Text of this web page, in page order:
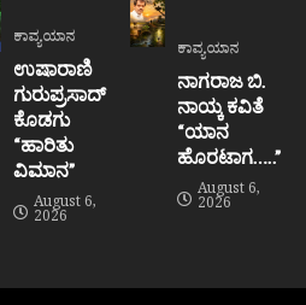
ಕಾವ್ಯಯಾನ
ಉಷಾರಾಣಿ
ಗುರುಪ್ರಸಾದ್
ಕೊಡಗು
“ಹಾರಿತು
ವಿಮಾನ”
August 6,
2026
ಕಾವ್ಯಯಾನ
ನಾಗರಾಜ ಬಿ.
ನಾಯ್ಕ ಕವಿತೆ
“ಯಾನ
ಹೊರಟಾಗ…..”
August 6,
2026